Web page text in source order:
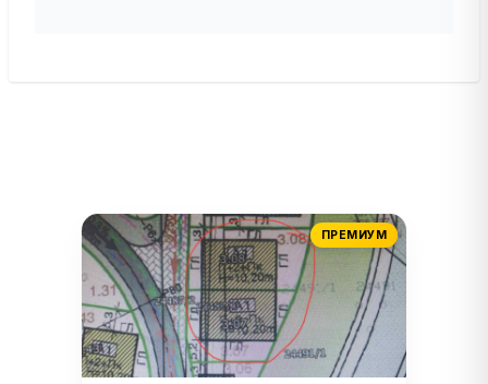
ПРЕМИУМ